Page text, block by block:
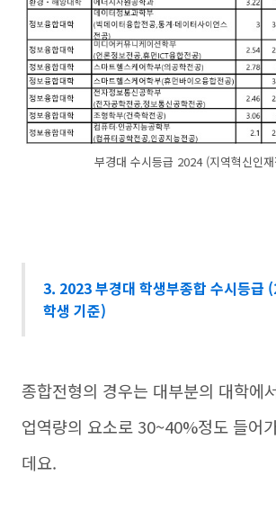
부경대 수시등급 2024 (지역혁신인
3. 2023 부경대 학생부종합 수시등급
학생 기준)
종합전형의 경우는 대부분의 대학에
업역량의 요소로 30~40%정도 들어
데요.